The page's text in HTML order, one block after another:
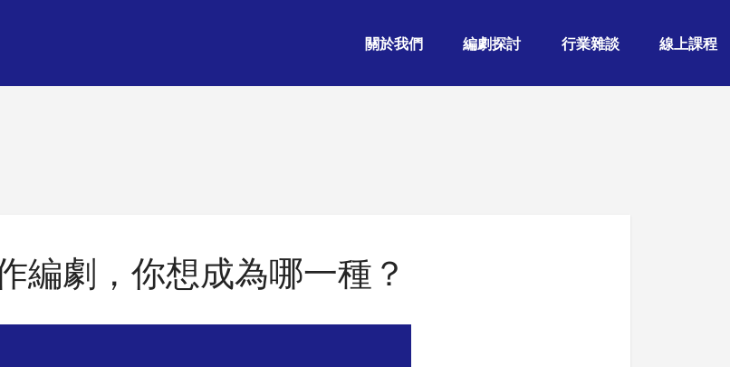
關於我們 編劇探討 行業雜談 線上課程
編劇，你想成為哪一種？